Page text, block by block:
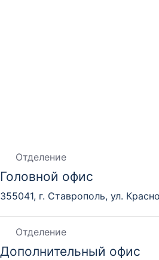
Отделение
Головной офис
355041, г. Ставрополь, ул.
Отделение
Дополнительный офис